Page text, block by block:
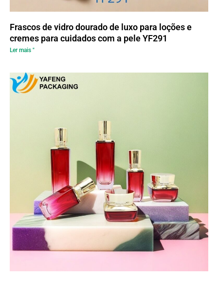
Frascos de vidro dourado de luxo para loções e
cremes para cuidados com a pele YF291
Ler mais "